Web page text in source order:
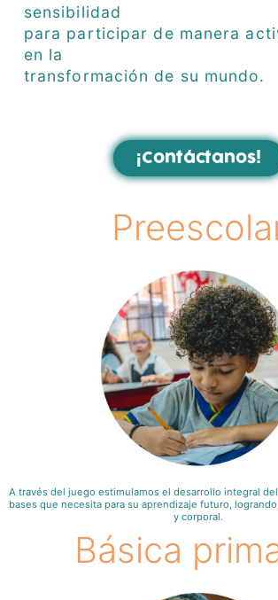
sensibilidad
para participar de manera
en la
transformación de su mundo.
¡Contáctanos!
A través del juego estimulamos el desarrollo integral
bases que necesita para su aprendizaje futuro,
y corporal.
Básica